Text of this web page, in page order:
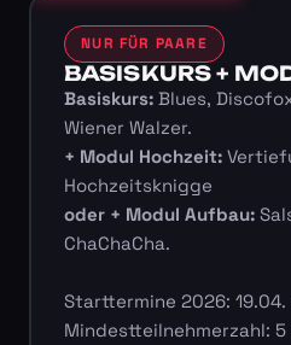
NUR FÜR PAARE
BASISKURS +
Basiskurs:Blues,
Wiener Walzer.
+ Modul Hochzeit:
Hochzeitsknigge
oder + Modul Aufbau:
ChaChaCha.
Starttermine 2026: 19.04. ·
Mindestteilnehmerzahl: 5